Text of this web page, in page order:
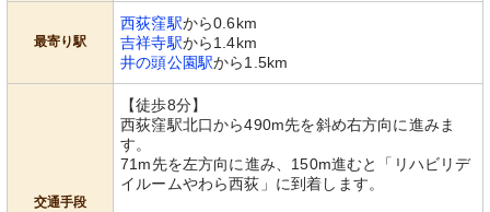
最寄り駅
西荻窪駅から0.6km
吉祥寺駅から1.4km
井の頭公園駅から1.5km
交通手段
【徒歩8分】
西荻窪駅北口から490m先を斜め右方向に進みま
す。
71m先を左方向に進み、150m進むと「リハビリデ
イルームやわら西荻」に到着します。